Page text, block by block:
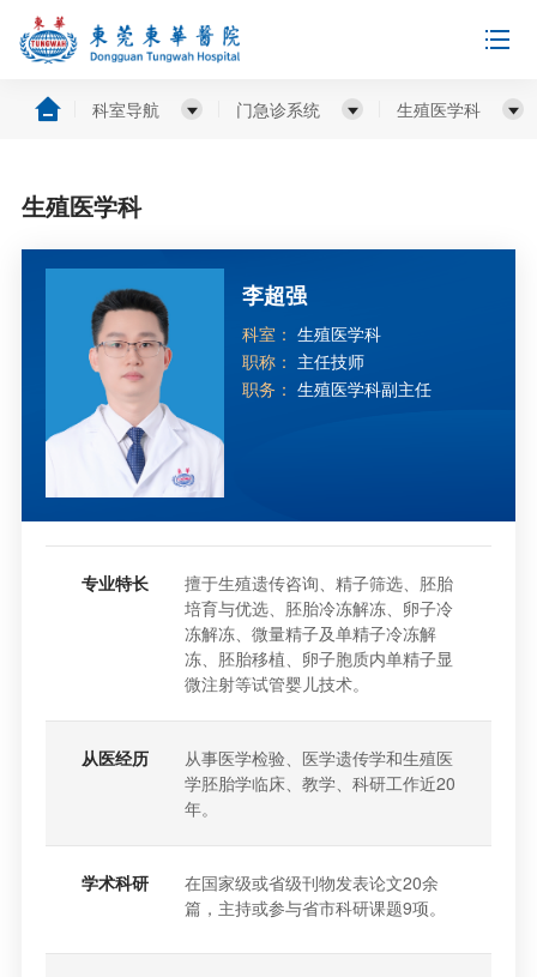
科室导航 门急诊系统 生殖医学科
生殖医学科
李超强
科室： 生殖医学科
职称： 主任技师
职务： 生殖医学科副主任
专业特长
擅于生殖遗传咨询、精子筛选、胚胎
培育与优选、胚胎冷冻解冻、卵子冷
冻解冻、微量精子及单精子冷冻解
冻、胚胎移植、卵子胞质内单精子显
微注射等试管婴儿技术。
从医经历
从事医学检验、医学遗传学和生殖医
学胚胎学临床、教学、科研工作近20
年。
学术科研
在国家级或省级刊物发表论文20余
篇，主持或参与省市科研课题9项。